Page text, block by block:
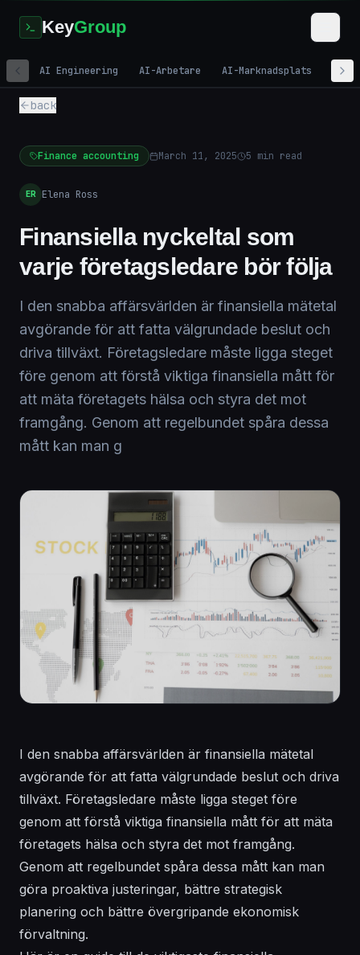
KeyGroup
AI Engineering AI-Arbetare AI-Marknadsplats
back
Finance accounting March 11, 2025 5 min read
ER Elena Ross
Finansiella nyckeltal som
varje företagsledare bör följa
I den snabba affärsvärlden är finansiella mätetal
avgörande för att fatta välgrundade beslut och
driva tillväxt. Företagsledare måste ligga steget
före genom att förstå viktiga finansiella mått för
att mäta företagets hälsa och styra det mot
framgång. Genom att regelbundet spåra dessa
mått kan man g
I den snabba affärsvärlden är finansiella mätetal
avgörande för att fatta välgrundade beslut och driva
tillväxt. Företagsledare måste ligga steget före
genom att förstå viktiga finansiella mått för att mäta
företagets hälsa och styra det mot framgång.
Genom att regelbundet spåra dessa mått kan man
göra proaktiva justeringar, bättre strategisk
planering och bättre övergripande ekonomisk
förvaltning.